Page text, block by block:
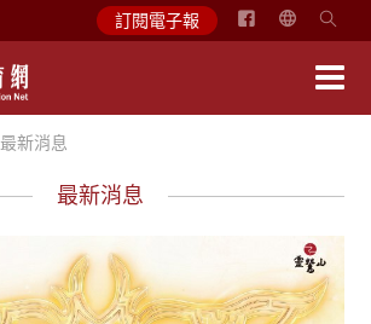
訂閱電子報
简
最新消息
最新消息
最新消息